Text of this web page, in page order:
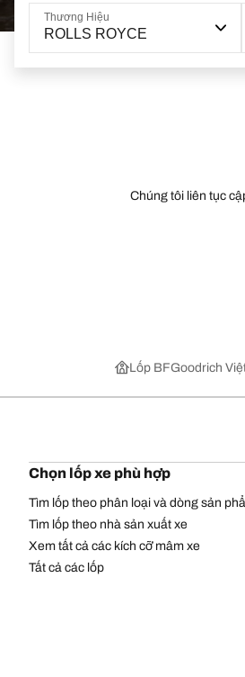
Thương Hiệu
ROLLS ROYCE
Chúng tôi liên tục
Lốp BFGoodrich
Chọn lốp xe phù hợp
Tìm lốp theo phân loại và dòng sản
Tìm lốp theo nhà sản xuất xe
Xem tất cả các kích cỡ mâm xe
Tất cả các lốp